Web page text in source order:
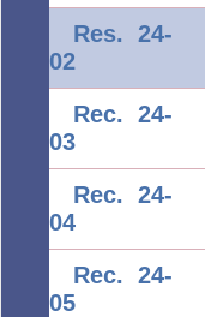
Res. 24-
02
Rec. 24-
03
Rec. 24-
04
Rec. 24-
05